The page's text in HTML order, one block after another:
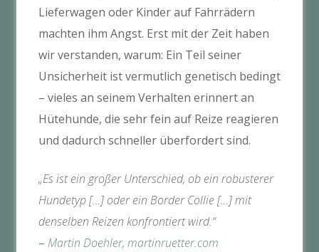
Lieferwagen oder Kinder auf Fahrrädern
machten ihm Angst. Erst mit der Zeit haben
wir verstanden, warum: Ein Teil seiner
Unsicherheit ist vermutlich genetisch bedingt
– vieles an seinem Verhalten erinnert an
Hütehunde, die sehr fein auf Reize reagieren
und dadurch schneller überfordert sind.
„Es ist ein großer Unterschied, ob ein robusterer
Hundetyp […] oder ein Border Collie […] mit
denselben Reizen konfrontiert wird.“
– Martin Doehler, martinruetter.com